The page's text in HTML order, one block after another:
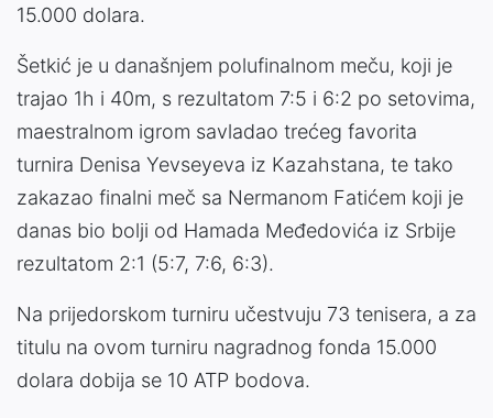
15.000 dolara.
Šetkić je u današnjem polufinalnom meču, koji je
trajao 1h i 40m, s rezultatom 7:5 i 6:2 po setovima,
maestralnom igrom savladao trećeg favorita
turnira Denisa Yevseyeva iz Kazahstana, te tako
zakazao finalni meč sa Nermanom Fatićem koji je
danas bio bolji od Hamada Međedovića iz Srbije
rezultatom 2:1 (5:7, 7:6, 6:3).
Na prijedorskom turniru učestvuju 73 tenisera, a za
titulu na ovom turniru nagradnog fonda 15.000
dolara dobija se 10 ATP bodova.